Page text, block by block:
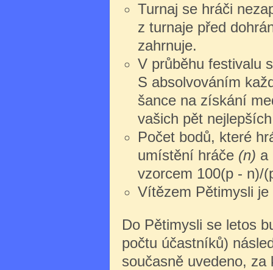
Turnaj se hráči
z turnaje před
zahrnuje.
V průběhu festivalu
S absolvováním
šance na získání
vašich pět
Počet bodů, které
umístění hráče (n) a
vzorcem 100(p - n)/
Vítězem Pětimysli
Do Pětimysli se letos
počtu účastníků)
současně uvedeno,